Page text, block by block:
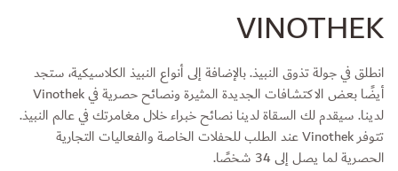
VINOTHEK
انطلق في جولة تذوق النبيذ. بالإضافة إلى أنواع النبيذ الكلاسيكية، ستجد
أيضًا بعض الاكتشافات الجديدة المثيرة ونصائح حصرية في Vinothek
لدينا. سيقدم لك السقاة لدينا نصائح خبراء خلال مغامرتك في عالم النبيذ.
تتوفر Vinothek عند الطلب للحفلات الخاصة والفعاليات التجارية
الحصرية لما يصل إلى 34 شخصًا.